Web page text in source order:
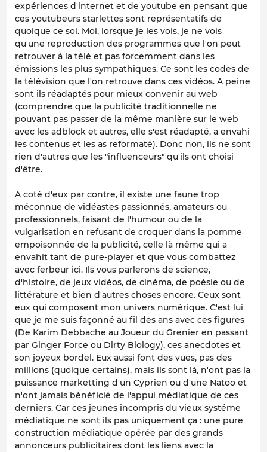
expériences d'internet et de youtube en pensant que
ces youtubeurs starlettes sont représentatifs de
quoique ce soi. Moi, lorsque je les vois, je ne vois
qu'une reproduction des programmes que l'on peut
retrouver à la télé et pas forcemment dans les
émissions les plus sympathiques. Ce sont les codes de
la télévision que l'on retrouve dans ces vidéos. A peine
sont ils réadaptés pour mieux convenir au web
(comprendre que la publicité traditionnelle ne
pouvant pas passer de la même manière sur le web
avec les adblock et autres, elle s'est réadapté, a envahi
les contenus et les as reformaté). Donc non, ils ne sont
rien d'autres que les "influenceurs" qu'ils ont choisi
d'être.
A coté d'eux par contre, il existe une faune trop
méconnue de vidéastes passionnés, amateurs ou
professionnels, faisant de l'humour ou de la
vulgarisation en refusant de croquer dans la pomme
empoisonnée de la publicité, celle là même qui a
envahit tant de pure-player et que vous combattez
avec ferbeur ici. Ils vous parlerons de science,
d'histoire, de jeux vidéos, de cinéma, de poésie ou de
littérature et bien d'autres choses encore. Ceux sont
eux qui composent mon univers numérique. C'est lui
que je me suis façonné au fil des ans avec ces figures
(De Karim Debbache au Joueur du Grenier en passant
par Ginger Force ou Dirty Biology), ces anecdotes et
son joyeux bordel. Eux aussi font des vues, pas des
millions (quoique certains), mais ils sont là, n'ont pas la
puissance marketting d'un Cyprien ou d'une Natoo et
n'ont jamais bénéficié de l'appui médiatique de ces
derniers. Car ces jeunes incompris du vieux systéme
médiatique ne sont ils pas uniquement ça : une pure
construction médiatique opérée par des grands
annonceurs publicitaires dont les liens avec la